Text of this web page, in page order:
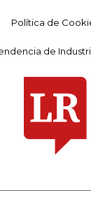
Política de
de